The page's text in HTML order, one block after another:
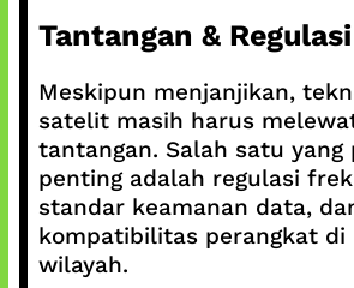
Tantangan & Regulasi
Meskipun menjanjikan,
satelit masih harus
tantangan. Salah satu yang
penting adalah regulasi
standar keamanan data,
kompatibilitas perangkat di
wilayah.